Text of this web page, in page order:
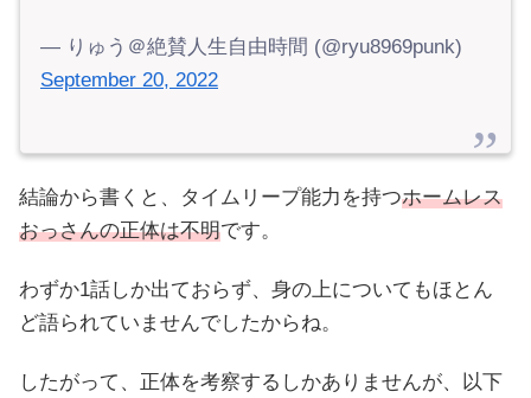
— りゅう＠絶賛人生自由時間 (@ryu8969punk)
September 20, 2022
結論から書くと、タイムリープ能力を持つホームレス
おっさんの正体は不明です。
わずか1話しか出ておらず、身の上についてもほとん
ど語られていませんでしたからね。
したがって、正体を考察するしかありませんが、以下